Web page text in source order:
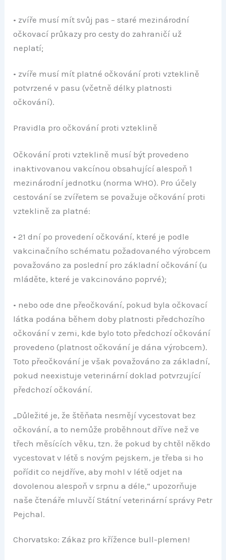
• zvíře musí mít svůj pas – staré mezinárodní
očkovací průkazy pro cesty do zahraničí už
neplatí;
• zvíře musí mít platné očkování proti vzteklině
potvrzené v pasu (včetně délky platnosti
očkování).
Pravidla pro očkování proti vzteklině
Očkování proti vzteklině musí být provedeno
inaktivovanou vakcínou obsahující alespoň 1
mezinárodní jednotku (norma WHO). Pro účely
cestování se zvířetem se považuje očkování proti
vzteklině za platné:
• 21 dní po provedení očkování, které je podle
vakcinačního schématu požadovaného výrobcem
považováno za poslední pro základní očkování (u
mláděte, které je vakcinováno poprvé);
• nebo ode dne přeočkování, pokud byla očkovací
látka podána během doby platnosti předchozího
očkování v zemi, kde bylo toto předchozí očkování
provedeno (platnost očkování je dána výrobcem).
Toto přeočkování je však považováno za základní,
pokud neexistuje veterinární doklad potvrzující
předchozí očkování.
„Důležité je, že štěňata nesmějí vycestovat bez
očkování, a to nemůže proběhnout dříve než ve
třech měsících věku, tzn. že pokud by chtěl někdo
vycestovat v létě s novým pejskem, je třeba si ho
pořídit co nejdříve, aby mohl v létě odjet na
dovolenou alespoň v srpnu a déle,“ upozorňuje
naše čtenáře mluvčí Státní veterinární správy Petr
Pejchal.
Chorvatsko: Zákaz pro křížence bull-plemen!